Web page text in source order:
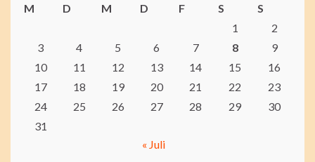
M
D M D F S
S
1
2
3
4 5 6 7 8
9
10
11 12 13 14 15
16
17
18 19 20 21 22
23
24
25 26 27 28 29
30
31
« Juli